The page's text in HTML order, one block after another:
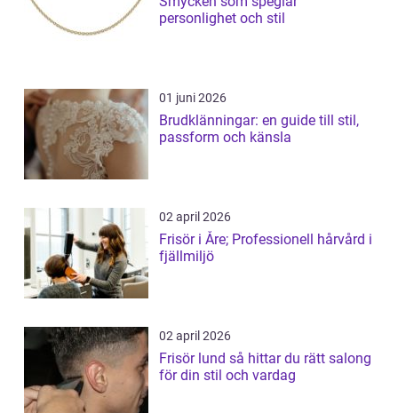
personlighet och stil
01 juni 2026
Brudklänningar: en guide till stil,
passform och känsla
02 april 2026
Frisör i Åre; Professionell hårvård i
fjällmiljö
02 april 2026
Frisör lund så hittar du rätt salong
för din stil och vardag